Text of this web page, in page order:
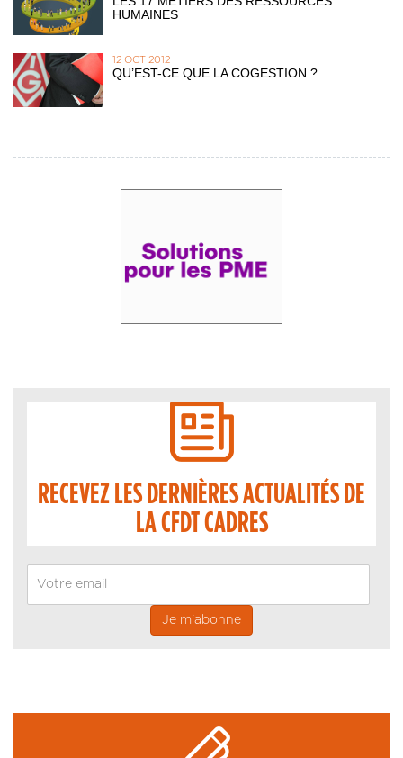
HUMAINES
12 OCT 2012
QU’EST-CE QUE LA COGESTION ?
RECEVEZ LES DERNIÈRES ACTUALITÉS DE
LA CFDT CADRES